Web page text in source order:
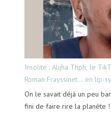
Insolite : Alijha Thph, le
Roman Frayssinet… en lip-
On le savait déjà un peu
fini de faire rire la planète